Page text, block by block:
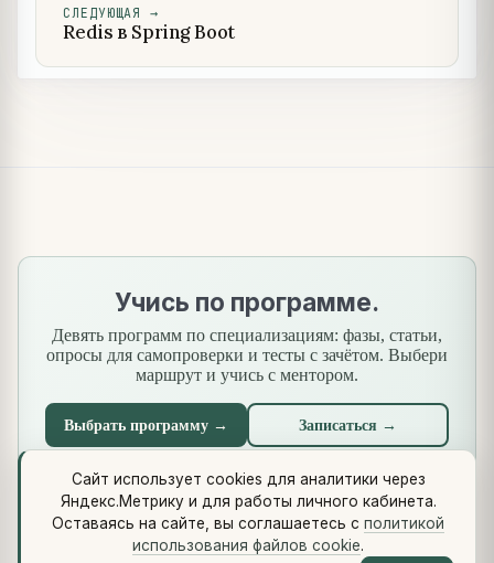
СЛЕДУЮЩАЯ →
Redis в Spring Boot
Учись по программе.
Девять программ по специализациям: фазы, статьи,
опросы для самопроверки и тесты с зачётом. Выбери
маршрут и учись с ментором.
Выбрать программу → Записаться →
Что нового Стандарты Сквозной кейс
Методология (Use Case Pattern)
Сайт использует cookies для аналитики через
Яндекс.Метрику и для работы личного кабинета.
Оставаясь на сайте, вы соглашаетесь с политикой
использования файлов cookie.